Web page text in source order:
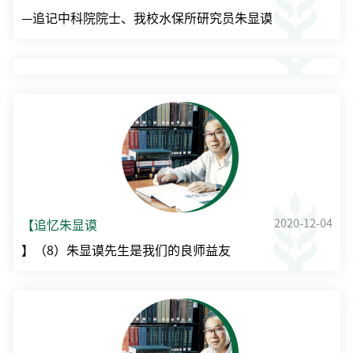
—追记中科院院士、我校水保所研究员朱显谟
2020-12-04
【追忆朱显谟
】（8）朱显谟先生是我们的良师益友